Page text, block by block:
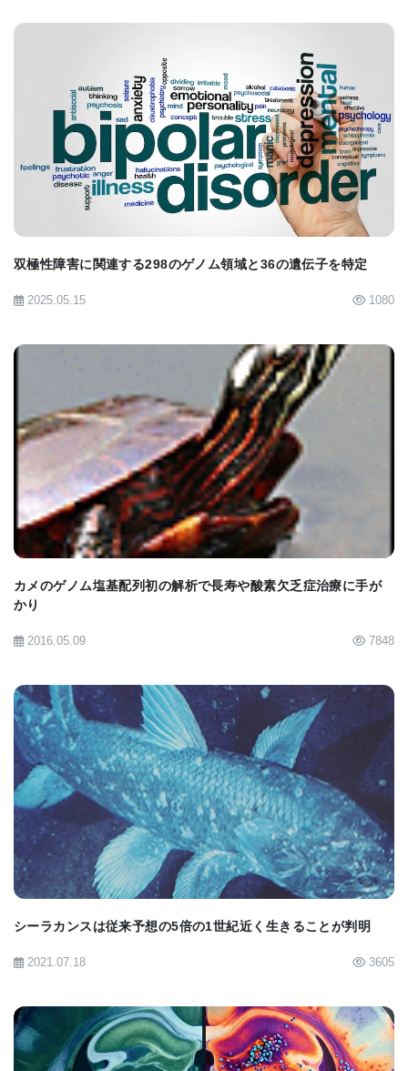
海のナメクジの意思決定ニューロン回路をシミュレ
ートする研究を行っていました。彼らは、このシミ
ュレートされた生物をアイザック・アシモフにちな
んで「ASIMOV」と名付けました。アシモフは、人
間社会におけるロボットの安全性と倫理について探
求したサイエンスフィクション作家です。
し、飽食と報酬を求めるようにプログラムしまし
た。ASIMOVはしばらく食べていないと「空腹」に
なり、試行錯誤を通じて栄養価のある食べ物を選ぶ
ことを学習しました。研究者たちが中毒性のあるシ
ミュレーション薬を選択肢に追加すると、ASIMOV
は栄養価がないにもかかわらず、その薬を追い求め
る行動を示しました。
しかし、ASIMOVは瞬間に生きており、経験から学
習することはできましたが、過去の経験から情報を
統合する能力は限られていました。そこでグリブコ
ワ博士は、エピソード記憶のための計算モジュール
と呼び、学習と記憶に不可欠な脳領域である海馬の
構造と機能をモデルにしました。この研究もタコの
行動を駆動する脳ネットワークの研究に基づいてい
ました。研究者たちはASIMOV-FAMエージェントを
「サイバーオクトパス」と呼びました。
「エピソード記憶は、過去の出来事や経験の空間的
および時間的な文脈を符号化します」と著者らは述
べています。これは、ほとんどの現在のAIモデルが
欠けている自然知能の基本的な構成要素です。
新しい研究では、ASIMOV-FAMが報酬を持つランド
マークが点在するシミュレートされた環境を探索し
BIOMARKET JP
双極性障害に関連する298のゲノム領域と36の遺伝子を特定
2025.05.15 1080
BIOMARKET JP
カメのゲノム塩基配列初の解析で長寿や酸素欠乏症治療に手が
かり
2016.05.09 7848
BIOMARKET JP
シーラカンスは従来予想の5倍の1世紀近く生きることが判明
2021.07.18 3605